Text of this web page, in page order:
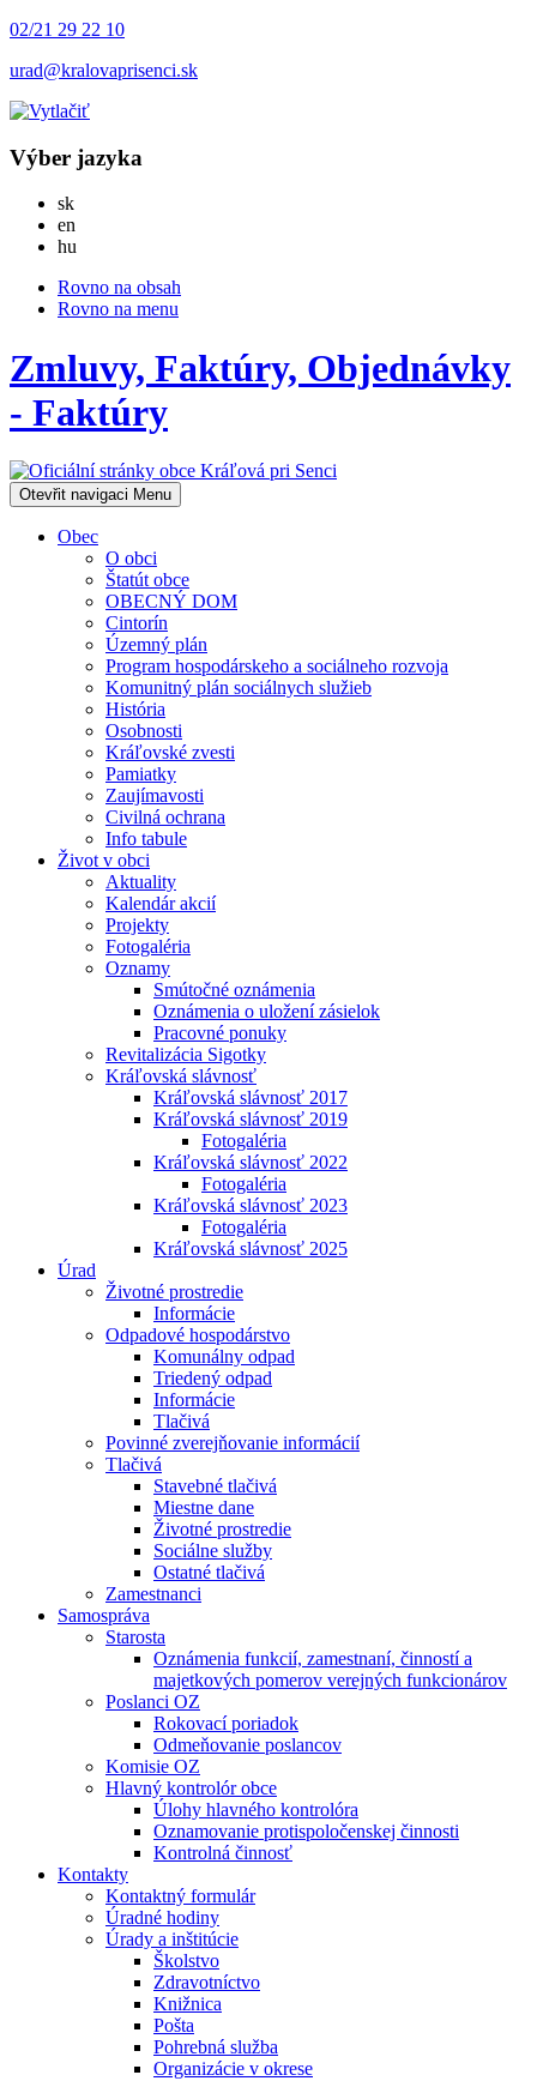
02/21 29 22 10
urad@kralovaprisenci.sk
Výber jazyka
skSlovensky
en
hu
Rovno na obsah
Rovno na menu
Zmluvy, Faktúry, Objednávky
- Faktúry
Otevřit navigaci Menu
Obec
O obci
Štatút obce
OBECNÝ DOM
Cintorín
Územný plán
Program hospodárskeho a sociálneho rozvoja
Komunitný plán sociálnych služieb
História
Osobnosti
Kráľovské zvesti
Pamiatky
Zaujímavosti
Civilná ochrana
Info tabule
Život v obci
Aktuality
Kalendár akcií
Projekty
Fotogaléria
Oznamy
Smútočné oznámenia
Oznámenia o uložení zásielok
Pracovné ponuky
Revitalizácia Sigotky
Kráľovská slávnosť
Kráľovská slávnosť 2017
Kráľovská slávnosť 2019
Fotogaléria
Kráľovská slávnosť 2022
Fotogaléria
Kráľovská slávnosť 2023
Fotogaléria
Kráľovská slávnosť 2025
Úrad
Životné prostredie
Informácie
Odpadové hospodárstvo
Komunálny odpad
Triedený odpad
Informácie
Tlačivá
Povinné zverejňovanie informácií
Tlačivá
Stavebné tlačivá
Miestne dane
Životné prostredie
Sociálne služby
Ostatné tlačivá
Zamestnanci
Samospráva
Starosta
Oznámenia funkcií, zamestnaní, činností a
majetkových pomerov verejných funkcionárov
Poslanci OZ
Rokovací poriadok
Odmeňovanie poslancov
Komisie OZ
Hlavný kontrolór obce
Úlohy hlavného kontrolóra
Oznamovanie protispoločenskej činnosti
Kontrolná činnosť
Kontakty
Kontaktný formulár
Úradné hodiny
Úrady a inštitúcie
Školstvo
Zdravotníctvo
Knižnica
Pošta
Pohrebná služba
Organizácie v okrese